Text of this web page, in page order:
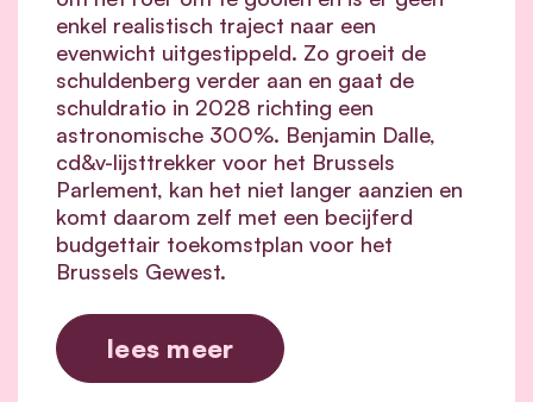
enkel realistisch traject naar een
evenwicht uitgestippeld. Zo groeit de
schuldenberg verder aan en gaat de
schuldratio in 2028 richting een
astronomische 300%. Benjamin Dalle,
cd&v-lijsttrekker voor het Brussels
Parlement, kan het niet langer aanzien en
komt daarom zelf met een becijferd
budgettair toekomstplan voor het
Brussels Gewest.
lees meer